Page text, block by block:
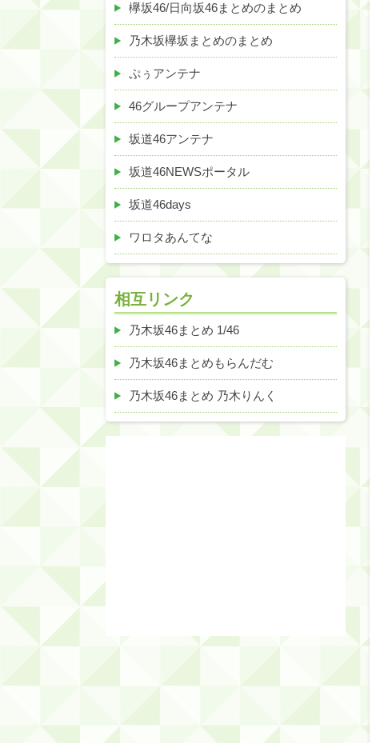
欅坂46/日向坂46まとめのまとめ
乃木坂欅坂まとめのまとめ
ぷぅアンテナ
46グループアンテナ
坂道46アンテナ
坂道46NEWSポータル
坂道46days
ワロタあんてな
相互リンク
乃木坂46まとめ 1/46
乃木坂46まとめもらんだむ
乃木坂46まとめ 乃木りんく